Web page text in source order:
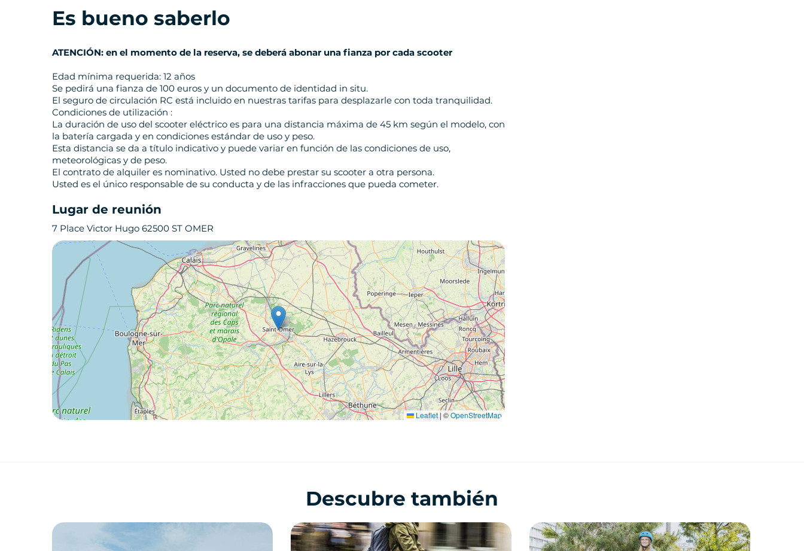
Es bueno saberlo
ATENCIÓN: en el momento de la reserva, se deberá abonar una fianza por cada scooter
Edad mínima requerida: 12 años
Se pedirá una fianza de 100 euros y un documento de identidad in situ.
El seguro de circulación RC está incluido en nuestras tarifas para desplazarle con toda tranquilidad.
Condiciones de utilización :
La duración de uso del scooter eléctrico es para una distancia máxima de 45 km según el modelo, con
la batería cargada y en condiciones estándar de uso y peso.
Esta distancia se da a título indicativo y puede variar en función de las condiciones de uso,
meteorológicas y de peso.
El contrato de alquiler es nominativo. Usted no debe prestar su scooter a otra persona.
Usted es el único responsable de su conducta y de las infracciones que pueda cometer.
Lugar de reunión
7 Place Victor Hugo 62500 ST OMER
Leaflet|©OpenStreetMap
Descubre también